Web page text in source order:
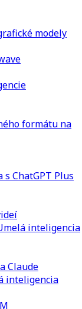
modely
formátu na
ChatGPT Plus
inteligencia
Claude
inteligencia